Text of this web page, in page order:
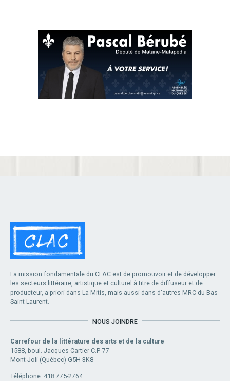
La mission fondamentale du CLAC est de promouvoir et de développer
les secteurs littéraire, artistique et culturel à titre de diffuseur et de
producteur, a priori dans La Mitis, mais aussi dans d'autres MRC du Bas-
Saint-Laurent.
NOUS JOINDRE
Carrefour de la littérature des arts et de la culture
1588, boul. Jacques-Cartier C.P. 77
Mont-Joli (Québec) G5H 3K8
Téléphone: 418 775-2764